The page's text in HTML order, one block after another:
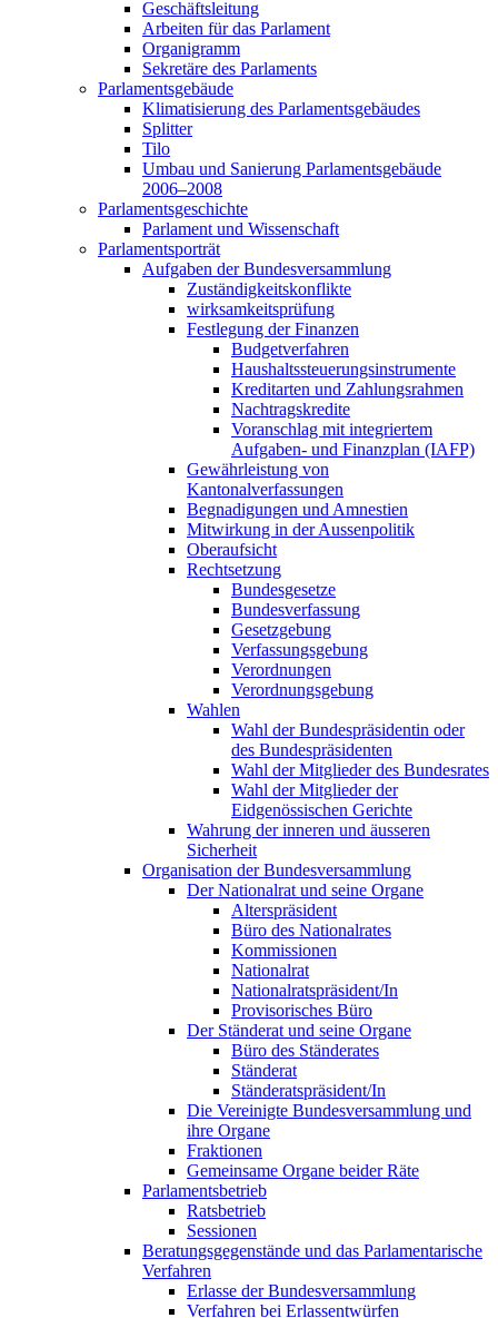
Geschäftsleitung
Arbeiten für das Parlament
Organigramm
Sekretäre des Parlaments
Parlamentsgebäude
Klimatisierung des Parlamentsgebäudes
Splitter
Tilo
Umbau und Sanierung Parlamentsgebäude
2006–2008
Parlamentsgeschichte
Parlament und Wissenschaft
Parlamentsporträt
Aufgaben der Bundesversammlung
Zuständigkeitskonflikte
wirksamkeitsprüfung
Festlegung der Finanzen
Budgetverfahren
Haushaltssteuerungsinstrumente
Kreditarten und Zahlungsrahmen
Nachtragskredite
Voranschlag mit integriertem
Aufgaben- und Finanzplan (IAFP)
Gewährleistung von
Kantonalverfassungen
Begnadigungen und Amnestien
Mitwirkung in der Aussenpolitik
Oberaufsicht
Rechtsetzung
Bundesgesetze
Bundesverfassung
Gesetzgebung
Verfassungsgebung
Verordnungen
Verordnungsgebung
Wahlen
Wahl der Bundespräsidentin oder
des Bundespräsidenten
Wahl der Mitglieder des Bundesrates
Wahl der Mitglieder der
Eidgenössischen Gerichte
Wahrung der inneren und äusseren
Sicherheit
Organisation der Bundesversammlung
Der Nationalrat und seine Organe
Alterspräsident
Büro des Nationalrates
Kommissionen
Nationalrat
Nationalratspräsident/In
Provisorisches Büro
Der Ständerat und seine Organe
Büro des Ständerates
Ständerat
Ständeratspräsident/In
Die Vereinigte Bundesversammlung und
ihre Organe
Fraktionen
Gemeinsame Organe beider Räte
Parlamentsbetrieb
Ratsbetrieb
Sessionen
Beratungsgegenstände und das Parlamentarische
Verfahren
Erlasse der Bundesversammlung
Verfahren bei Erlassentwürfen